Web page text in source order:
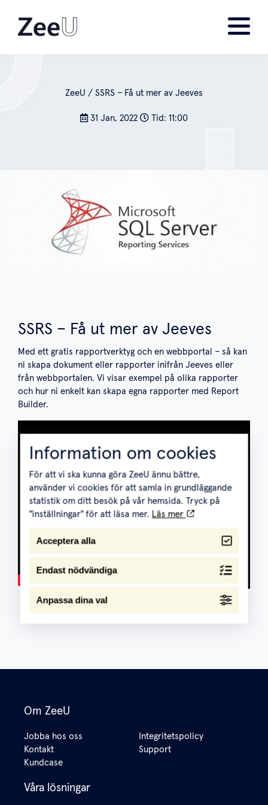
ZeeU / SSRS – Få ut mer av Jeeves
31 Jan, 2022 Tid: 11:00
SSRS – Få ut mer av Jeeves
Med ett gratis rapportverktyg och en webbportal – så kan
ni skapa dokument eller rapporter inifrån Jeeves eller
från webbportalen. Vi visar exempel på olika rapporter
och hur ni enkelt kan skapa egna rapporter med Report
Builder.
Om ZeeU
Jobba hos oss
Kontakt
Kundcase
Integritetspolicy
Support
Våra lösningar
Information om cookies
För att vi ska kunna göra ZeeU ännu bättre,
använder vi cookies för att samla in grundläggande
statistik om ditt besök på vår hemsida. Tryck på
"inställningar" för att läsa mer. Läs mer
Acceptera alla
Endast nödvändiga
Anpassa dina val